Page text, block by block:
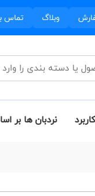
وبلاگ تماس
نردبان ها بر